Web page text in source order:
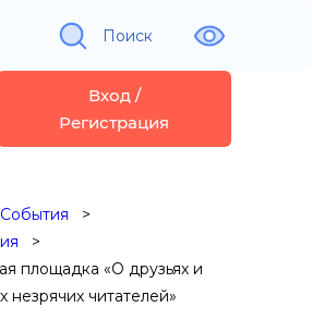
Поиск
Вход /
Регистрация
События
площадка «О друзьях и
незрячих читателей»